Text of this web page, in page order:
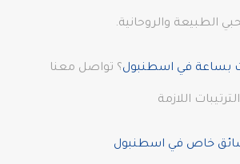
الطبيعة والروحانية.
بساعة في اسطنبول؟ تواصل معنا
اللازمة
خاص في اسطنبول